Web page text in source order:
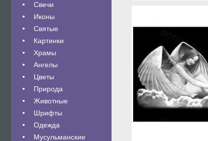
Свечи
Иконы
Святые
Картинки
Храмы
Ангелы
Цветы
Природа
Животные
Шрифты
Одежда
Мусульманские